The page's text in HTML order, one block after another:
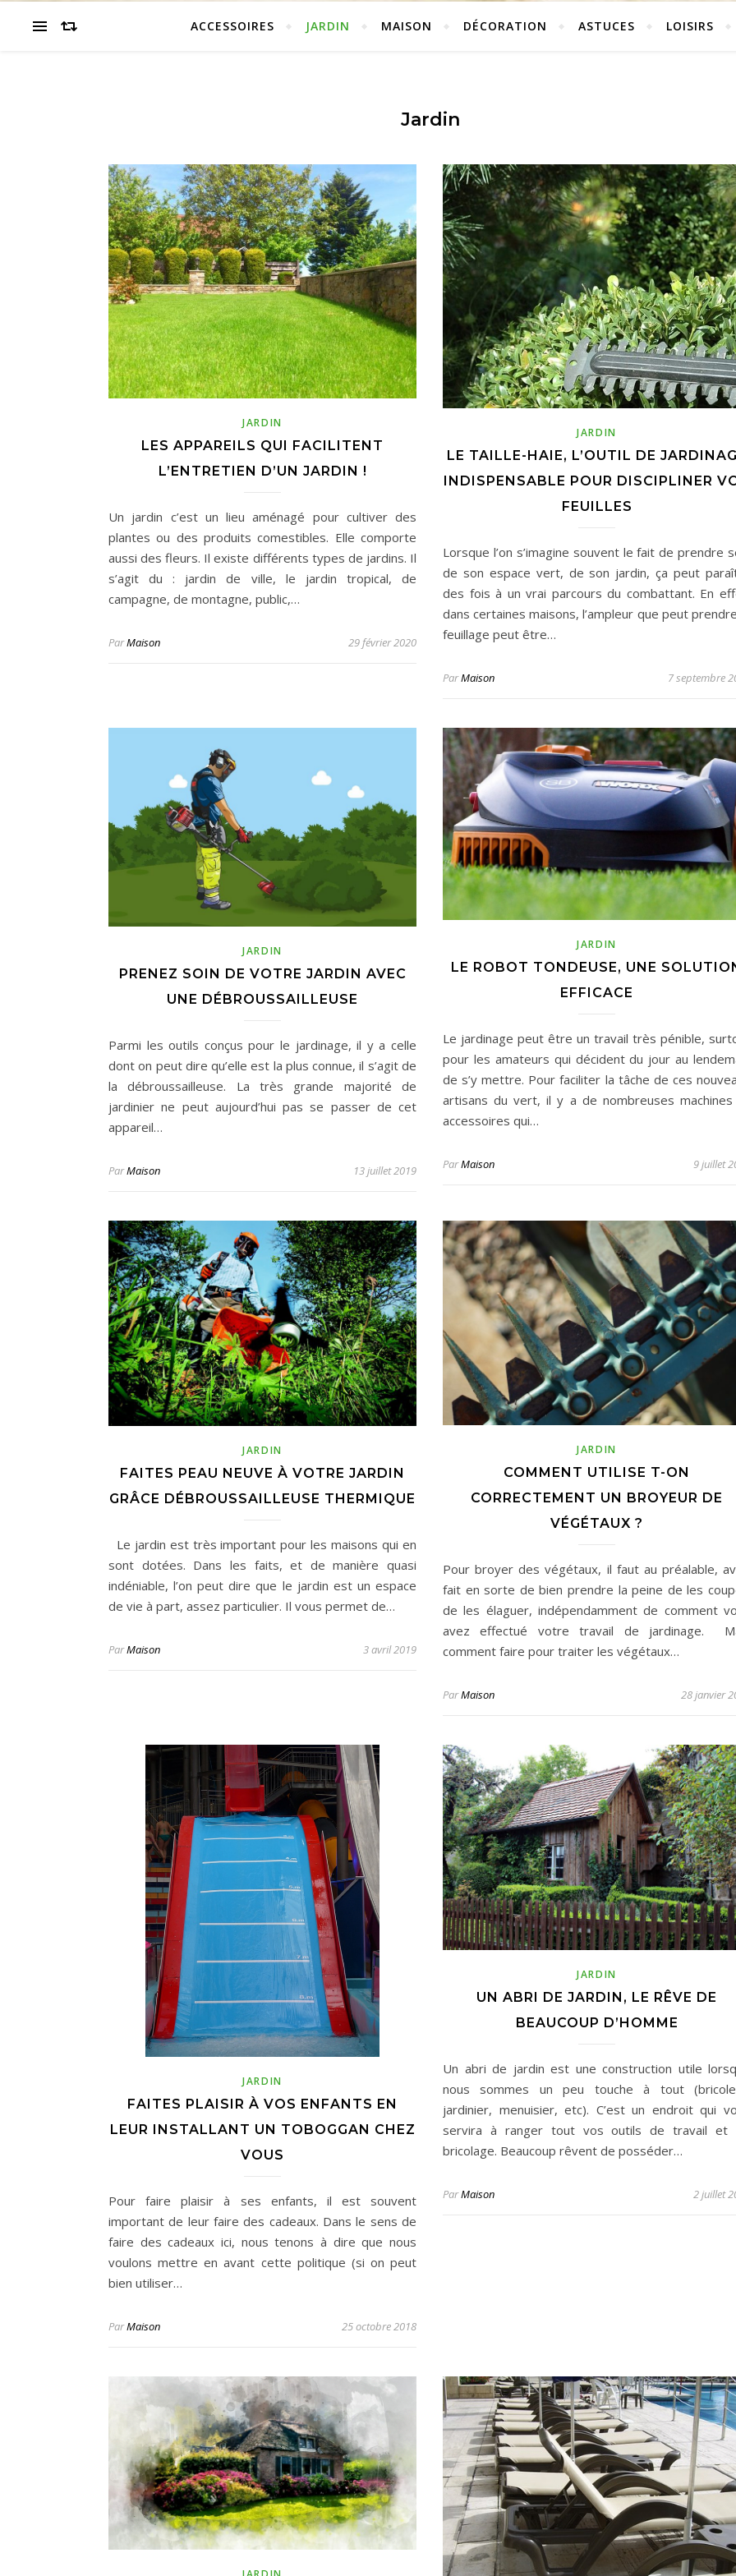
ACCESSOIRES JARDIN MAISON DÉCORATION ASTUCES LOISIRS
Jardin
JARDIN
LES APPAREILS QUI FACILITENT
L’ENTRETIEN D’UN JARDIN !
Un jardin c’est un lieu aménagé pour cultiver des
plantes ou des produits comestibles. Elle comporte
aussi des fleurs. Il existe différents types de jardins. Il
s’agit du : jardin de ville, le jardin tropical, de
campagne, de montagne, public,…
ParMaison 29 février 2020
JARDIN
LE TAILLE-HAIE, L’OUTIL DE
INDISPENSABLE POUR DISCIPLINER
FEUILLES
Lorsque l’on s’imagine souvent le fait de prendre
de son espace vert, de son jardin, ça peut
des fois à un vrai parcours du combattant. En
dans certaines maisons, l’ampleur que peut
feuillage peut être…
ParMaison 7 septembre
JARDIN
PRENEZ SOIN DE VOTRE JARDIN AVEC
UNE DÉBROUSSAILLEUSE
Parmi les outils conçus pour le jardinage, il y a celle
dont on peut dire qu’elle est la plus connue, il s’agit de
la débroussailleuse. La très grande majorité de
jardinier ne peut aujourd’hui pas se passer de cet
appareil…
ParMaison 13 juillet 2019
JARDIN
LE ROBOT TONDEUSE, UNE
EFFICACE
Le jardinage peut être un travail très pénible,
pour les amateurs qui décident du jour au
de s’y mettre. Pour faciliter la tâche de ces
artisans du vert, il y a de nombreuses
accessoires qui…
ParMaison 9 juillet
JARDIN
FAITES PEAU NEUVE À VOTRE JARDIN
GRÂCE DÉBROUSSAILLEUSE THERMIQUE
Le jardin est très important pour les maisons qui en
sont dotées. Dans les faits, et de manière quasi
indéniable, l’on peut dire que le jardin est un espace
de vie à part, assez particulier. Il vous permet de…
ParMaison 3 avril 2019
JARDIN
COMMENT UTILISE T-ON
CORRECTEMENT UN BROYEUR DE
VÉGÉTAUX ?
Pour broyer des végétaux, il faut au préalable,
fait en sorte de bien prendre la peine de les
de les élaguer, indépendamment de comment
avez effectué votre travail de jardinage.
comment faire pour traiter les végétaux…
ParMaison 28 janvier
JARDIN
FAITES PLAISIR À VOS ENFANTS EN
LEUR INSTALLANT UN TOBOGGAN CHEZ
VOUS
Pour faire plaisir à ses enfants, il est souvent
important de leur faire des cadeaux. Dans le sens de
faire des cadeaux ici, nous tenons à dire que nous
voulons mettre en avant cette politique (si on peut
bien utiliser…
ParMaison 25 octobre 2018
JARDIN
UN ABRI DE JARDIN, LE RÊVE DE
BEAUCOUP D’HOMME
Un abri de jardin est une construction utile
nous sommes un peu touche à tout
jardinier, menuisier, etc). C’est un endroit qui
servira à ranger tout vos outils de travail et
bricolage. Beaucoup rêvent de posséder…
ParMaison 2 juillet